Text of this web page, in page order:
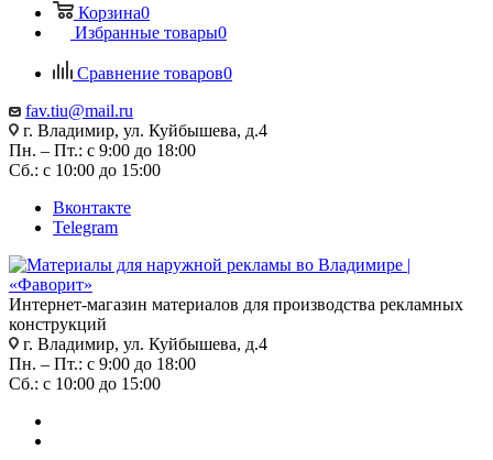
Корзина0
Избранные товары0
Сравнение товаров0
fav.tiu@mail.ru
г. Владимир, ул. Куйбышева, д.4
Пн. – Пт.: с 9:00 до 18:00
Сб.: с 10:00 до 15:00
Вконтакте
Telegram
Интернет-магазин материалов для производства рекламных
конструкций
г. Владимир, ул. Куйбышева, д.4
Пн. – Пт.: с 9:00 до 18:00
Сб.: с 10:00 до 15:00